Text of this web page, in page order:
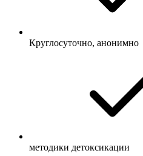
Круглосуточно, анонимно
методики детоксикации